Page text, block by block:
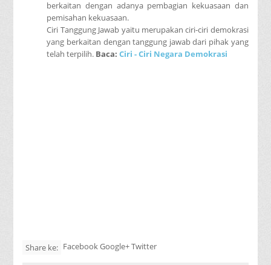
berkaitan dengan adanya pembagian kekuasaan dan
pemisahan kekuasaan.
Ciri Tanggung Jawab yaitu merupakan ciri-ciri demokrasi
yang berkaitan dengan tanggung jawab dari pihak yang
telah terpilih. Baca:Ciri - Ciri Negara Demokrasi
Share ke: Facebook Google+ Twitter